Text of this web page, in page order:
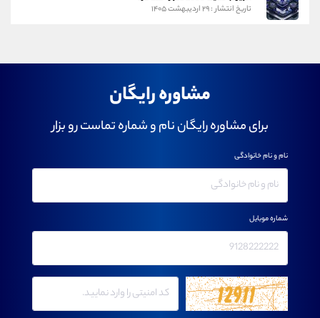
تاریخ انتشار : ۲۹ اردیبهشت ۱۴۰۵
مشاوره رایگان
برای مشاوره رایگان نام و شماره تماست رو بزار
نام و نام خانوادگی
شماره موبایل